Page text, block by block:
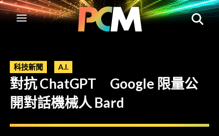
科技新聞 A.I.
對抗 ChatGPT Google 限量公
開對話機械人 Bard